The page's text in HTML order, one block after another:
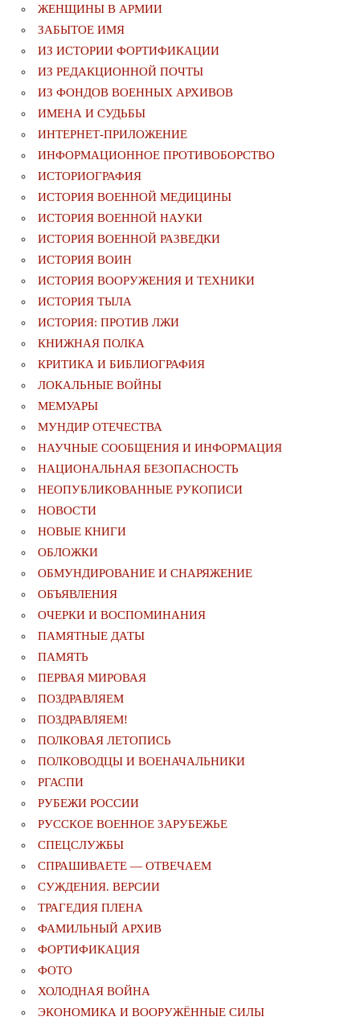
ЖЕНЩИНЫ В АРМИИ
ЗАБЫТОЕ ИМЯ
ИЗ ИСТОРИИ ФОРТИФИКАЦИИ
ИЗ РЕДАКЦИОННОЙ ПОЧТЫ
ИЗ ФОНДОВ ВОЕННЫХ АРХИВОВ
ИМЕНА И СУДЬБЫ
ИНТЕРНЕТ-ПРИЛОЖЕНИЕ
ИНФОРМАЦИОННОЕ ПРОТИВОБОРСТВО
ИСТОРИОГРАФИЯ
ИСТОРИЯ ВОЕННОЙ МЕДИЦИНЫ
ИСТОРИЯ ВОЕННОЙ НАУКИ
ИСТОРИЯ ВОЕННОЙ РАЗВЕДКИ
ИСТОРИЯ ВОИН
ИСТОРИЯ ВООРУЖЕНИЯ И ТЕХНИКИ
ИСТОРИЯ ТЫЛА
ИСТОРИЯ: ПРОТИВ ЛЖИ
КНИЖНАЯ ПОЛКА
КРИТИКА И БИБЛИОГРАФИЯ
ЛОКАЛЬНЫЕ ВОЙНЫ
МЕМУАРЫ
МУНДИР ОТЕЧЕСТВА
НАУЧНЫЕ СООБЩЕНИЯ И ИНФОРМАЦИЯ
НАЦИОНАЛЬНАЯ БЕЗОПАСНОСТЬ
НЕОПУБЛИКОВАННЫЕ РУКОПИСИ
НОВОСТИ
НОВЫЕ КНИГИ
ОБЛОЖКИ
ОБМУНДИРОВАНИЕ И СНАРЯЖЕНИЕ
ОБЪЯВЛЕНИЯ
ОЧЕРКИ И ВОСПОМИНАНИЯ
ПАМЯТНЫЕ ДАТЫ
ПАМЯТЬ
ПЕРВАЯ МИРОВАЯ
ПОЗДРАВЛЯЕМ
ПОЗДРАВЛЯЕМ!
ПОЛКОВАЯ ЛЕТОПИСЬ
ПОЛКОВОДЦЫ И ВОЕНАЧАЛЬНИКИ
РГАСПИ
РУБЕЖИ РОССИИ
РУССКОЕ ВОЕННОЕ ЗАРУБЕЖЬЕ
СПЕЦСЛУЖБЫ
СПРАШИВАЕТЕ — ОТВЕЧАЕМ
СУЖДЕНИЯ. ВЕРСИИ
ТРАГЕДИЯ ПЛЕНА
ФАМИЛЬНЫЙ АРХИВ
ФОРТИФИКАЦИЯ
ФОТО
ХОЛОДНАЯ ВОЙНА
ЭКОНОМИКА И ВООРУЖЁННЫЕ СИЛЫ